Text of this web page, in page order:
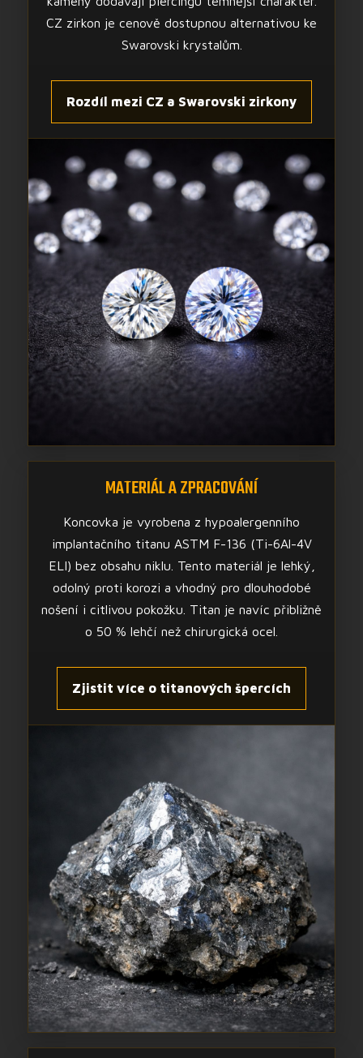
CZ zirkon je cenově dostupnou alternativou ke
Swarovski krystalům.
Rozdíl mezi CZ a Swarovski zirkony
MATERIÁL A ZPRACOVÁNÍ
Koncovka je vyrobena z hypoalergenního
implantačního titanu ASTM F-136 (Ti-6Al-4V
ELI) bez obsahu niklu. Tento materiál je lehký,
odolný proti korozi a vhodný pro dlouhodobé
nošení i citlivou pokožku. Titan je navíc přibližně
o 50 % lehčí než chirurgická ocel.
Zjistit více o titanových špercích